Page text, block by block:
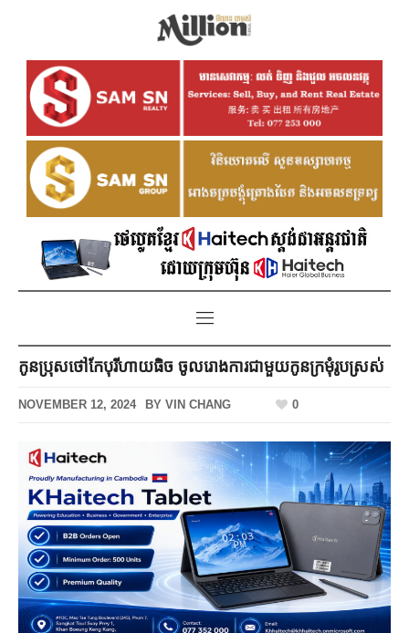
កូនប្រុសថៅកែបុរីហាយធិច ចូលរោងការជាមួយកូនក្រមុំរូបស្រស់
NOVEMBER 12, 2024 BY VIN CHANG 0